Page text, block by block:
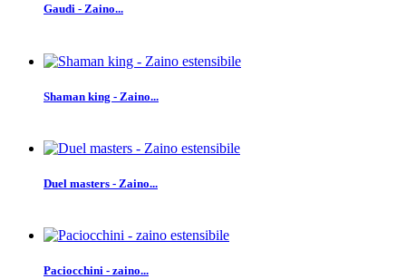
Gaudi - Zaino...
Shaman king - Zaino...
Duel masters - Zaino...
Paciocchini - zaino...